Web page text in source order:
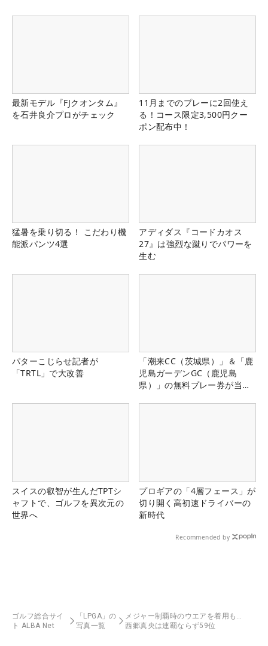
最新モデル『FJクオンタム』
を石井良介プロがチェック
11月までのプレーに2回使え
る！コース限定3,500円クー
ポン配布中！
猛暑を乗り切る！ こだわり機
能派パンツ4選
アディダス『コードカオス
27』は強烈な蹴りでパワーを
生む
パターこじらせ記者が
「TRTL」で大改善
「潮来CC（茨城県）」＆「鹿
児島ガーデンGC（鹿児島
県）」の無料プレー券が当た
スイスの叡智が生んだTPTシ
ャフトで、ゴルフを異次元の
世界へ
プロギアの「4層フェース」が
切り開く高初速ドライバーの
新時代
Recommended by
ゴルフ総合サイ
ト ALBA Net
「LPGA」の
写真一覧
メジャー制覇時のウエアを着用も…
西郷真央は連覇ならず59位